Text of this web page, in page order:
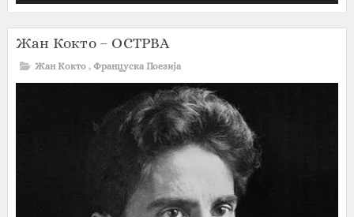
Жан Кокто – ОСТРВА
Жан Кокто , Француска Поезија